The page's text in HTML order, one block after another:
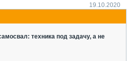
19.10.2020
техника под задачу, а не